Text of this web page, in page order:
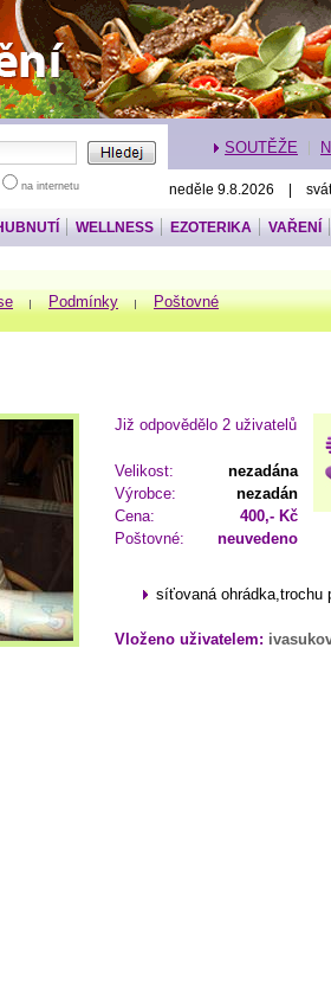
na internetu
SOUTĚŽE
neděle 9.8.2026 |
WELLNESS EZOTERIKA VAŘENÍ
Podmínky Poštovné
Již odpovědělo 2 uživatelů
Velikost:
nezadána
Výrobce:
nezadán
Cena:
400,- Kč
Poštovné:
neuvedeno
síťovaná ohrádka,trochu
Vloženo uživatelem: